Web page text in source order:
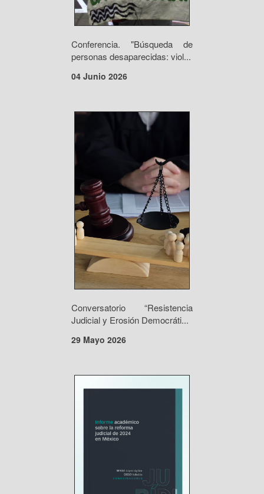
Conferencia. "Búsqueda de
personas desaparecidas: viol...
04 Junio 2026
Conversatorio “Resistencia
Judicial y Erosión Democráti...
29 Mayo 2026